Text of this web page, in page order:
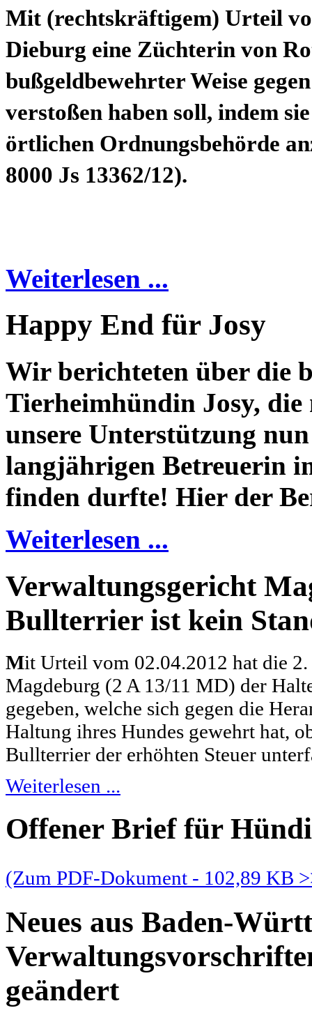
Mit (rechtskräftigem) Urteil
Dieburg eine Züchterin von
bußgeldbewehrter Weise
verstoßen haben soll, indem
örtlichen Ordnungsbehörde
8000 Js 13362/12).
Weiterlesen ...
Happy End für Josy
Wir berichteten über die
Tierheimhündin Josy, die
unsere Unterstützung
langjährigen Betreuerin
finden durfte! Hier der
Weiterlesen ...
Verwaltungsgericht
Bullterrier ist kein
Mit Urteil vom 02.04.2012 hat die
Magdeburg (2 A 13/11 MD) der
gegeben, welche sich gegen die
Haltung ihres Hundes gewehrt hat,
Bullterrier der erhöhten Steuer
Weiterlesen ...
Offener Brief für
(Zum PDF-Dokument - 102,89 KB
Neues aus Baden-
geändert